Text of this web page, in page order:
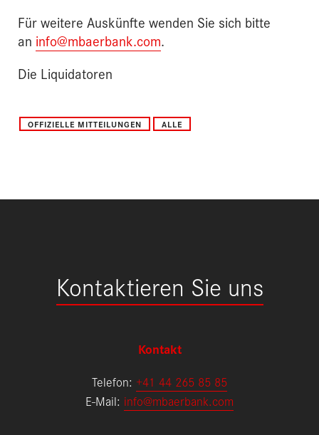
Für weitere Auskünfte wenden Sie sich bitte
an info@mbaerbank.com.
Die Liquidatoren
OFFIZIELLE MITTEILUNGEN ALLE
Kontaktieren Sie uns
Kontakt
Telefon: +41 44 265 85 85
E-Mail: info@mbaerbank.com